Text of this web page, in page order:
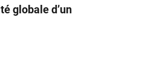
globale d’un